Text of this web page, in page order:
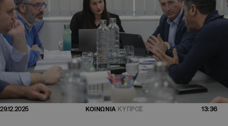
29.12.2025 ΚΟΙΝΩΝΙΑ ΚΥΠΡΟΣ 13:36